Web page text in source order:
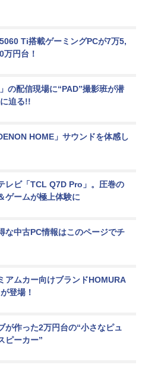
Ti搭載ゲーミングPCが7万5,
円台！
の配信現場に“PAD”撮影班が潜
迫る!!
HOME」サウンドを体感し
レビ「TCL Q7D Pro」。圧巻の
ゲームが極上体験に
な中古PC情報はこのページでチ
アムカー向けブランドHOMURA
登場！
が作った2万円台の“小さなピュ
ピーカー”